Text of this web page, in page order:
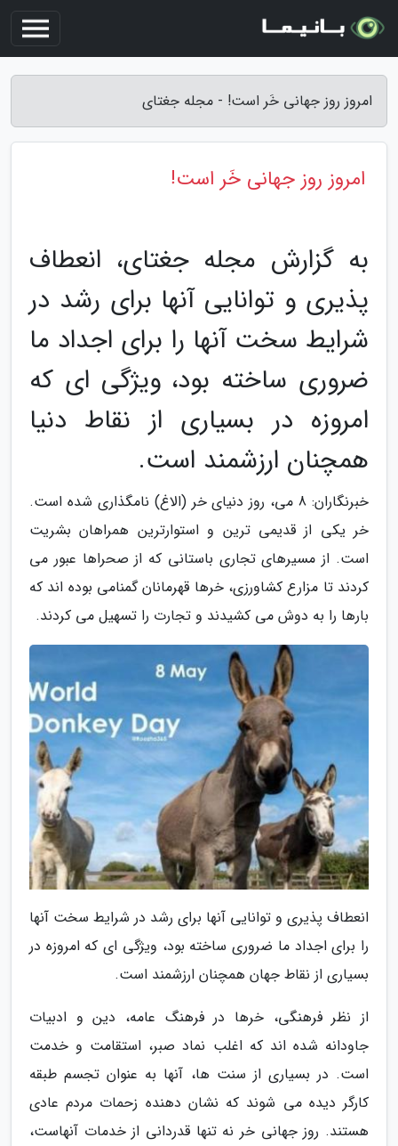
امروز روز جهانی خَر است! - مجله جغتای
امروز روز جهانی خَر است!
به گزارش مجله جغتای، انعطاف
پذیری و توانایی آنها برای رشد در
شرایط سخت آنها را برای اجداد ما
ضروری ساخته بود، ویژگی ای که
امروزه در بسیاری از نقاط دنیا
همچنان ارزشمند است.
خبرنگاران: 8 می، روز دنیای خر (الاغ) نامگذاری شده است.
خر یکی از قدیمی ترین و استوارترین همراهان بشریت
است. از مسیرهای تجاری باستانی که از صحراها عبور می
کردند تا مزارع کشاورزی، خرها قهرمانان گمنامی بوده اند که
بارها را به دوش می کشیدند و تجارت را تسهیل می کردند.
انعطاف پذیری و توانایی آنها برای رشد در شرایط سخت آنها
را برای اجداد ما ضروری ساخته بود، ویژگی ای که امروزه در
بسیاری از نقاط جهان همچنان ارزشمند است.
از نظر فرهنگی، خرها در فرهنگ عامه، دین و ادبیات
جاودانه شده اند که اغلب نماد صبر، استقامت و خدمت
است. در بسیاری از سنت ها، آنها به عنوان تجسم طبقه
کارگر دیده می شوند که نشان دهنده زحمات مردم عادی
هستند. روز جهانی خر نه تنها قدردانی از خدمات آنهاست،